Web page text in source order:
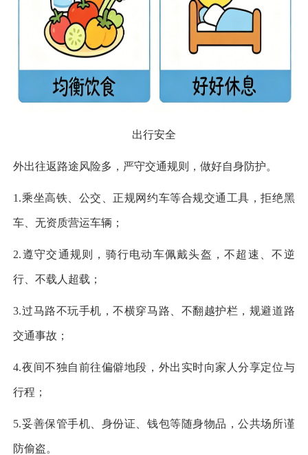
出行安全
外出往返路途风险多，严守交通规则，做好自身防护。
1.乘坐高铁、公交、正规网约车等合规交通工具，拒绝黑
车、无资质营运车辆；
2.遵守交通规则，骑行电动车佩戴头盔，不超速、不逆
行、不载人超载；
3.过马路不玩手机，不横穿马路、不翻越护栏，规避道路
交通事故；
4.夜间不独自前往偏僻地段，外出实时向家人分享定位与
行程；
5.妥善保管手机、身份证、钱包等随身物品，公共场所谨
防偷盗。